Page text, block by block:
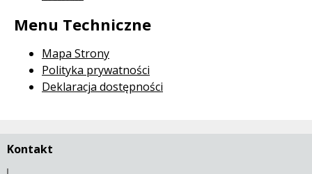
Menu Techniczne
Mapa Strony
Polityka prywatności
Deklaracja dostępności
Kontakt